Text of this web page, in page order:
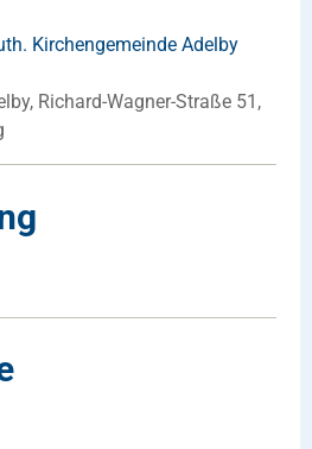
Kirchengemeinde Adelby
Richard-Wagner-Straße 51,